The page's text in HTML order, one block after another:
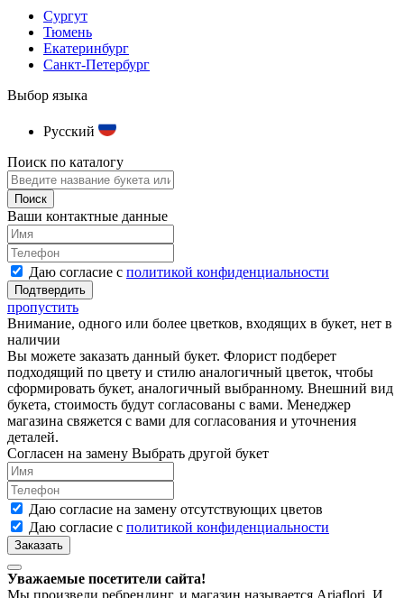
Сургут
Тюмень
Екатеринбург
Санкт-Петербург
Выбор языка
Русский
Поиск по каталогу
Ваши контактные данные
Даю согласие с политикой конфиденциальности
пропустить
Внимание, одного или более цветков, входящих в букет, нет в
наличии
Вы можете заказать данный букет. Флорист подберет
подходящий по цвету и стилю аналогичный цветок, чтобы
сформировать букет, аналогичный выбранному. Внешний вид
букета, стоимость будут согласованы с вами. Менеджер
магазина свяжется с вами для согласования и уточнения
деталей.
Согласен на замену Выбрать другой букет
Даю согласие на замену отсутствующих цветов
Даю согласие с политикой конфиденциальности
Уважаемые посетители сайта!
Мы произвели ребрендинг, и магазин называется Ariaflori. И